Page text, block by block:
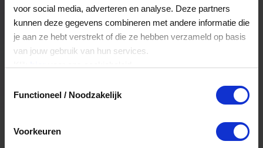
voor social media, adverteren en analyse. Deze partners
kunnen deze gegevens combineren met andere informatie die
je aan ze hebt verstrekt of die ze hebben verzameld op basis
van jouw gebruik van hun services.
Functioneel / Noodzakelijk
Voorkeuren